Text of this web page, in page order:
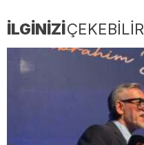
İLGİNİZİÇEKEBİLİR